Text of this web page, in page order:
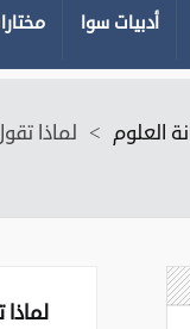
أدبيات سوا
العلوم > لماذا